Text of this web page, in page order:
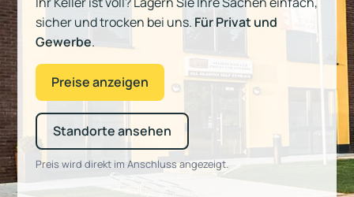
sicher und trocken bei uns. FürPrivat und
Gewerbe.
Preise anzeigen
Standorte ansehen
Preis wird direkt im Anschluss angezeigt.